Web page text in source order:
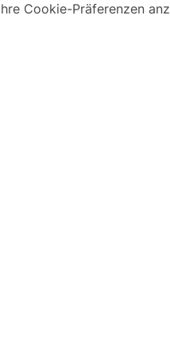
Cookie-Präferenzen